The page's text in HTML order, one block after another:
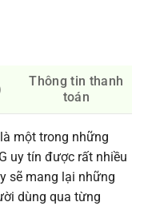
Thông tin thanh
toán
một trong những
uy tín được rất nhiều
sẽ mang lại những
dùng qua từng